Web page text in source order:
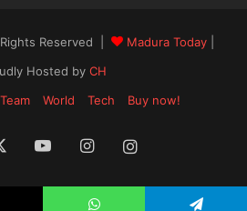
Reserved | Madura Today
Hosted by CH
Team World Tech Buy now!
YouTubeInstagram